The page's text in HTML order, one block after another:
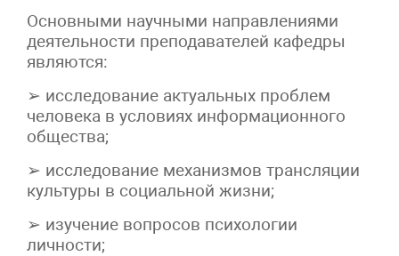
Основными научными направлениями
деятельности преподавателей кафедры
являются:
➢ исследование актуальных проблем
человека в условиях информационного
общества;
➢ исследование механизмов трансляции
культуры в социальной жизни;
➢ изучение вопросов психологии
личности;